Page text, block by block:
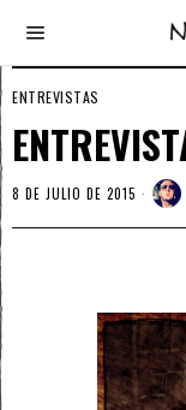
ENTREVISTAS
8 DE JULIO DE 2015